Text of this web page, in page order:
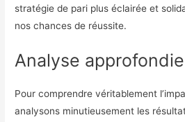
stratégie de pari plus éclairée et
nos chances de réussite.
Analyse
Pour comprendre véritablement
analysons minutieusement les